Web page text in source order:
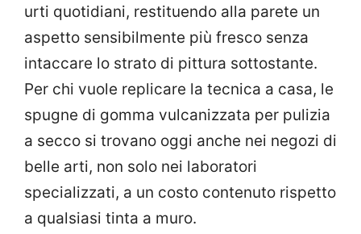
urti quotidiani, restituendo alla parete un
aspetto sensibilmente più fresco senza
intaccare lo strato di pittura sottostante.
Per chi vuole replicare la tecnica a casa, le
spugne di gomma vulcanizzata per pulizia
a secco si trovano oggi anche nei negozi di
belle arti, non solo nei laboratori
specializzati, a un costo contenuto rispetto
a qualsiasi tinta a muro.